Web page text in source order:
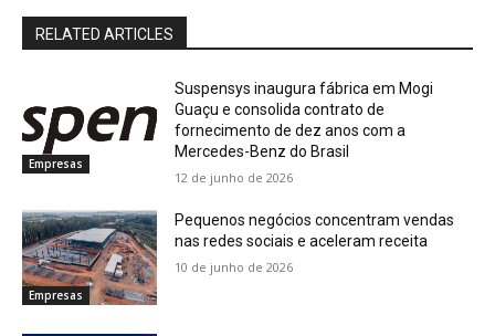
RELATED ARTICLES
Empresas
Suspensys inaugura fábrica em Mogi
Guaçu e consolida contrato de
fornecimento de dez anos com a
Mercedes-Benz do Brasil
12 de junho de 2026
Empresas
Pequenos negócios concentram vendas
nas redes sociais e aceleram receita
10 de junho de 2026